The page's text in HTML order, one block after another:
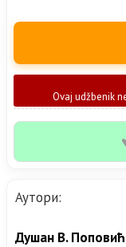
Ovaj udžbenik
Аутори:
Душан В. Поповић